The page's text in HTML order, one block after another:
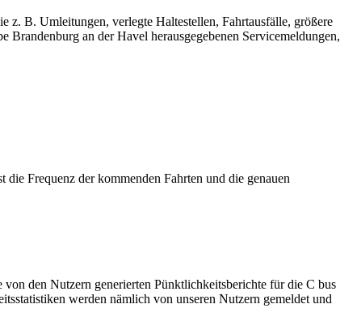
z. B. Umleitungen, verlegte Haltestellen, Fahrtausfälle, größere
Brandenburg an der Havel herausgegebenen Servicemeldungen,
Frequenz der kommenden Fahrten und die genauen
von den Nutzern generierten Pünktlichkeitsberichte für die C bus
werden nämlich von unseren Nutzern gemeldet und